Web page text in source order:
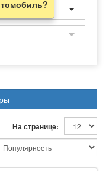
На странице: